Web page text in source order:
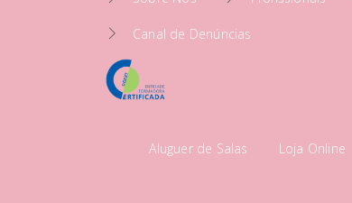
Canal de Denúncias
Aluguer de Salas Loja Online